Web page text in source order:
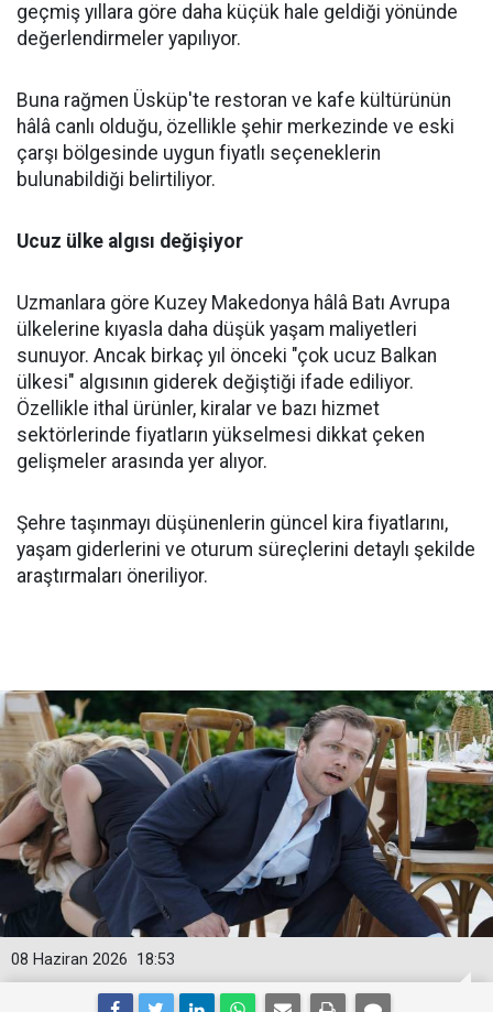
geçmiş yıllara göre daha küçük hale geldiği yönünde
değerlendirmeler yapılıyor.
Buna rağmen Üsküp'te restoran ve kafe kültürünün
hâlâ canlı olduğu, özellikle şehir merkezinde ve eski
çarşı bölgesinde uygun fiyatlı seçeneklerin
bulunabildiği belirtiliyor.
Ucuz ülke algısı değişiyor
Uzmanlara göre Kuzey Makedonya hâlâ Batı Avrupa
ülkelerine kıyasla daha düşük yaşam maliyetleri
sunuyor. Ancak birkaç yıl önceki "çok ucuz Balkan
ülkesi" algısının giderek değiştiği ifade ediliyor.
Özellikle ithal ürünler, kiralar ve bazı hizmet
sektörlerinde fiyatların yükselmesi dikkat çeken
gelişmeler arasında yer alıyor.
Şehre taşınmayı düşünenlerin güncel kira fiyatlarını,
yaşam giderlerini ve oturum süreçlerini detaylı şekilde
araştırmaları öneriliyor.
18:53
08 Haziran 2026